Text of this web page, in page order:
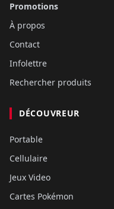
Promotions
À propos
Contact
Infolettre
Rechercher produits
DÉCOUVREUR
Portable
Cellulaire
Jeux Video
Cartes Pokémon